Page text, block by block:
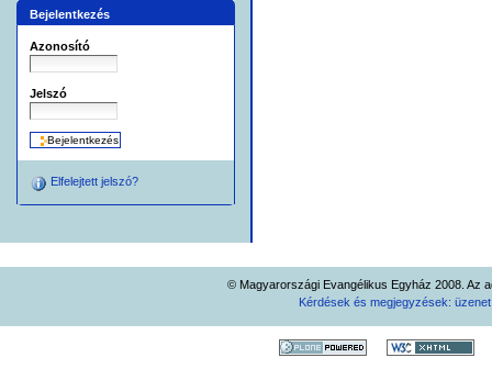
Bejelentkezés
Azonosító
Jelszó
Elfelejtett jelszó?
© Magyarországi Evangélikus Egyház 2008. Az
Kérdések és megjegyzések: